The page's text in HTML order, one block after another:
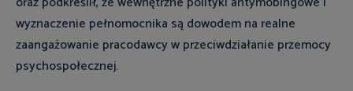
wyznaczenie pełnomocnika są dowodem na realne
zaangażowanie pracodawcy w przeciwdziałanie przemocy
psychospołecznej.